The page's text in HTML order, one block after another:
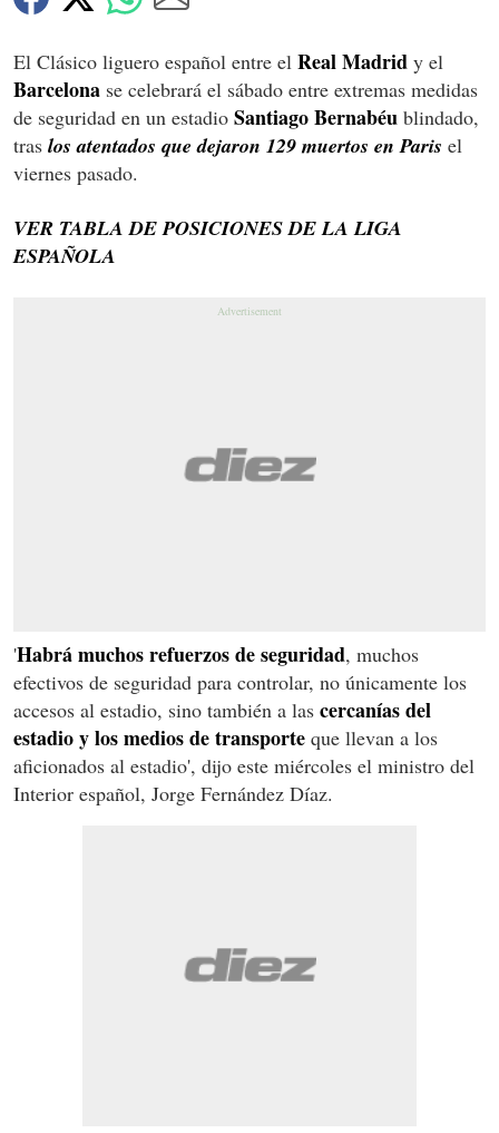
El Clásico liguero español entre el Real Madrid y el
Barcelona se celebrará el sábado entre extremas medidas
de seguridad en un estadio Santiago Bernabéu blindado,
tras los atentados que dejaron 129 muertos en Paris el
viernes pasado.
VER TABLA DE POSICIONES DE LA LIGA
ESPAÑOLA
'Habrá muchos refuerzos de seguridad, muchos
efectivos de seguridad para controlar, no únicamente los
accesos al estadio, sino también a las cercanías del
estadio y los medios de transporte que llevan a los
aficionados al estadio', dijo este miércoles el ministro del
Interior español, Jorge Fernández Díaz.